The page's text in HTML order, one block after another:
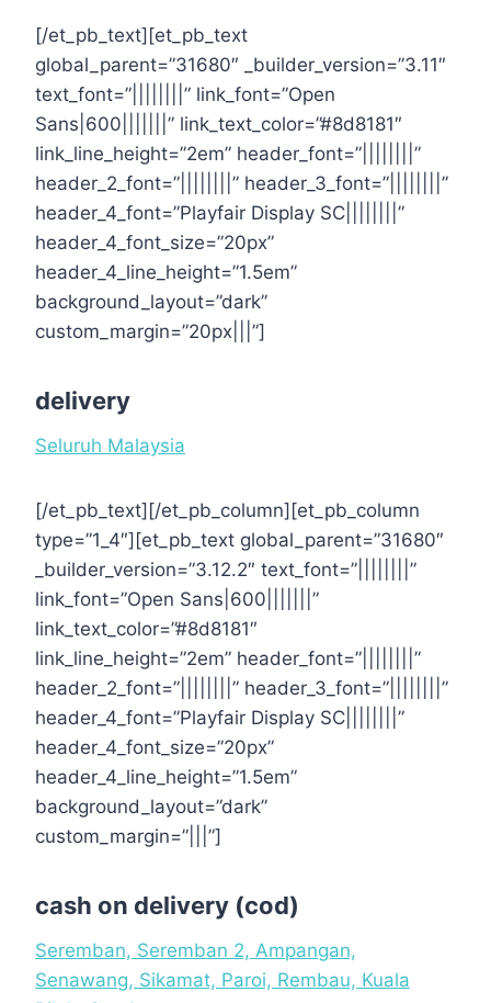
[/et_pb_text][et_pb_text
global_parent=”31680″ _builder_version=”3.11″
text_font=”||||||||” link_font=”Open
Sans|600|||||||” link_text_color=”#8d8181″
link_line_height=”2em” header_font=”||||||||”
header_2_font=”||||||||” header_3_font=”||||||||”
header_4_font=”Playfair Display SC||||||||”
header_4_font_size=”20px”
header_4_line_height=”1.5em”
background_layout=”dark”
custom_margin=”20px|||”]
delivery
Seluruh Malaysia
[/et_pb_text][/et_pb_column][et_pb_column
type=”1_4″][et_pb_text global_parent=”31680″
_builder_version=”3.12.2″ text_font=”||||||||”
link_font=”Open Sans|600|||||||”
link_text_color=”#8d8181″
link_line_height=”2em” header_font=”||||||||”
header_2_font=”||||||||” header_3_font=”||||||||”
header_4_font=”Playfair Display SC||||||||”
header_4_font_size=”20px”
header_4_line_height=”1.5em”
background_layout=”dark”
custom_margin=”|||”]
cash on delivery (cod)
Seremban, Seremban 2, Ampangan,
Senawang, Sikamat, Paroi, Rembau, Kuala